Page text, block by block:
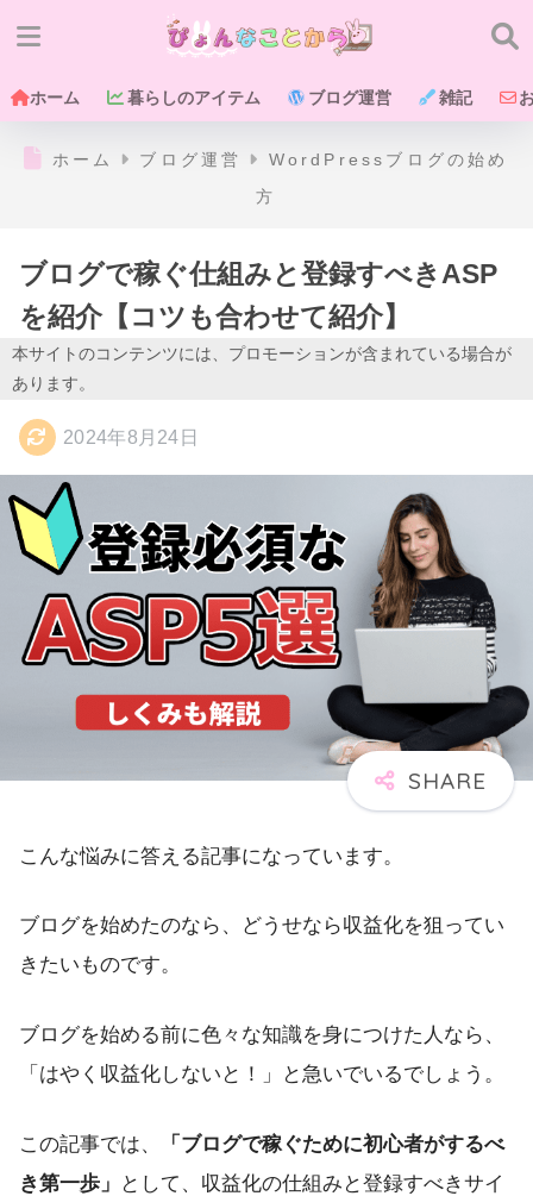
ホーム 暮らしのアイテム ブログ運営 雑記
ホーム ブログ運営
WordPressブログの始め
方
ブログで稼ぐ仕組みと登録すべきASP
を紹介【コツも合わせて紹介】
本サイトのコンテンツには、プロモーションが含まれている場合が
あります。
2024年8月24日
こんな悩みに答える記事になっています。
ブログを始めたのなら、どうせなら収益化を狙ってい
きたいものです。
ブログを始める前に色々な知識を身につけた人なら、
「はやく収益化しないと！」と急いでいるでしょう。
この記事では、
「ブログで稼ぐために初心者がするべ
き第一歩」
として、収益化の仕組みと登録すべきサイ